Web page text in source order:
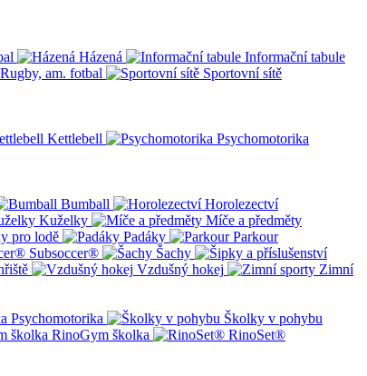
Házená
Informační tabule
Rugby, am. fotbal
Sportovní sítě
Kettlebell
Psychomotorika
Bumball
Horolezectví
Kuželky
Míče a předměty
pro lodě Padáky
Parkour
Subsoccer®
Šachy
Vzdušný hokej
Zimní
Psychomotorika
Školky v pohybu
RinoGym školka
RinoSet®